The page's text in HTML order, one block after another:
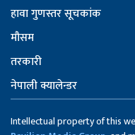
हावा गुणस्तर सूचकांक
मौसम
तरकारी
नेपाली क्यालेन्डर
Intellectual property of this